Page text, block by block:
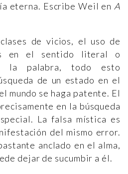
eterna. Escribe Weil en A
de vicios, el uso de
en el sentido literal o
la palabra, todo esto
de un estado en el
mundo se haga patente. El
en la búsqueda
La falsa mística es
del mismo error.
anclado en el alma,
dejar de sucumbir a él.